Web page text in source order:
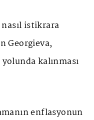
istikrara
Georgieva,
kalınması
enflasyonun